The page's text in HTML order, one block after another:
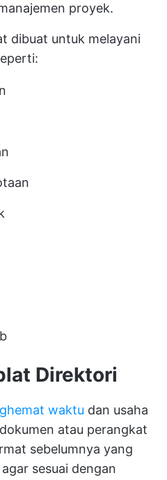
proyek.
dibuat untuk melayani
Direktori
waktu dan usaha
atau perangkat
sebelumnya yang
sesuai dengan